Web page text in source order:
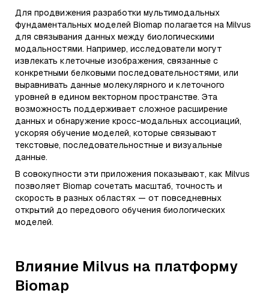
Для продвижения разработки мультимодальных
фундаментальных моделей Biomap полагается на Milvus
для связывания данных между биологическими
модальностями. Например, исследователи могут
извлекать клеточные изображения, связанные с
конкретными белковыми последовательностями, или
выравнивать данные молекулярного и клеточного
уровней в едином векторном пространстве. Эта
возможность поддерживает сложное расширение
данных и обнаружение кросс-модальных ассоциаций,
ускоряя обучение моделей, которые связывают
текстовые, последовательностные и визуальные
данные.
В совокупности эти приложения показывают, как Milvus
позволяет Biomap сочетать масштаб, точность и
скорость в разных областях — от повседневных
открытий до передового обучения биологических
моделей.
Влияние Milvus на платформу
Biomap